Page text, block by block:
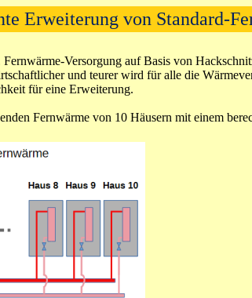
Erweiterung von Standard-
Versorgung auf Basis von
und teurer wird für alle die
für eine Erweiterung.
Fernwärme von 10 Häusern mit einem